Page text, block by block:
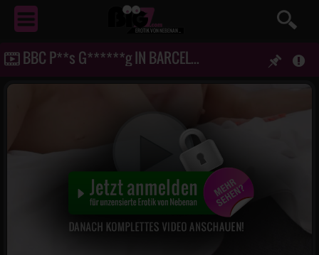
EROTIKVON NEBENAN ...
BBC P**s G******g IN BARCELONA!!